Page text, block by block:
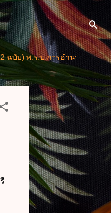
.การอำนวยการความสะดวก